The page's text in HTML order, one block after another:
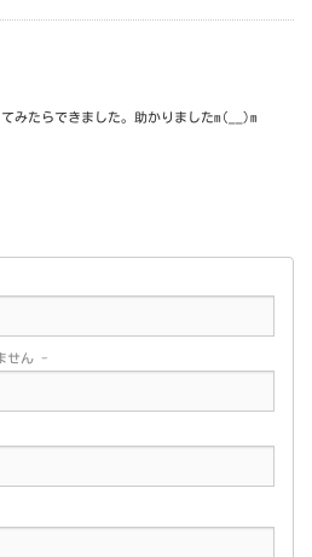
みたらできました。助かりましたm(__)m
せん -